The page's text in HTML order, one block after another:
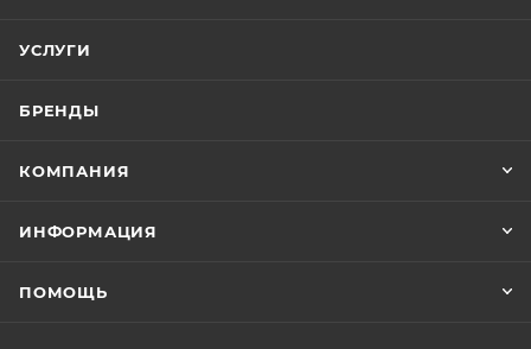
УСЛУГИ
БРЕНДЫ
КОМПАНИЯ
ИНФОРМАЦИЯ
ПОМОЩЬ